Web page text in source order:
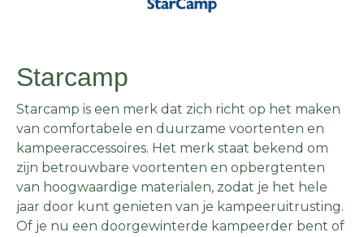
Starcamp
Starcamp is een merk dat zich richt op het maken
van comfortabele en duurzame voortenten en
kampeeraccessoires. Het merk staat bekend om
zijn betrouwbare voortenten en opbergtenten
van hoogwaardige materialen, zodat je het hele
jaar door kunt genieten van je kampeeruitrusting.
Of je nu een doorgewinterde kampeerder bent of